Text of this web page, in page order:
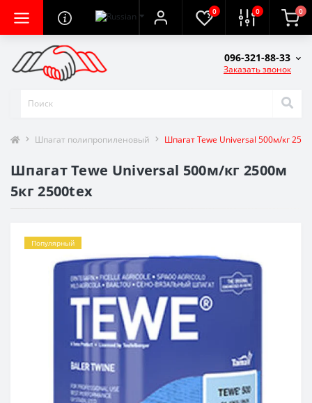
0 0 0
096-321-88-33
Заказать звонок
Шпагат полипропиленовый Шпагат Tewe Universal 500м/кг
Шпагат Tewe Universal 500м/кг 2500м
5кг 2500tex
Популярный